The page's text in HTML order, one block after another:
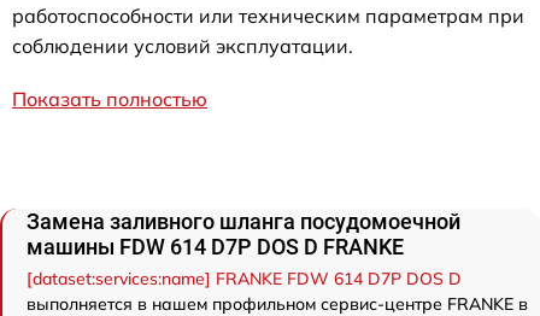
работоспособности или техническим параметрам при
соблюдении условий эксплуатации.
Показать полностью
Замена заливного шланга посудомоечной
машины FDW 614 D7P DOS D FRANKE
[dataset:services:name] FRANKE FDW 614 D7P DOS D
выполняется в нашем профильном сервис-центре FRANKE в